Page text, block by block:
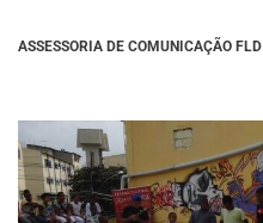
ASSESSORIA DE COMUNICAÇÃO FLD